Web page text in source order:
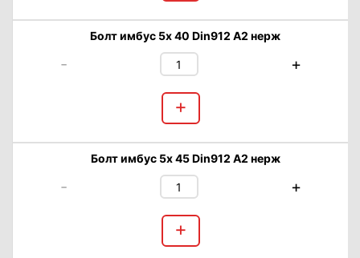
Болт имбус 5х 40 Din912 А2 нерж
- +
+
Болт имбус 5х 45 Din912 А2 нерж
- +
+